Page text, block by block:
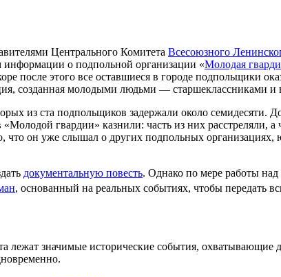
Центрального Комитета Всесоюзного
о подпольной организации «Молодая
после этого все оставшиеся в городе подпольщики
созданная молодыми людьми — старшеклассниками
из ста подпольщиков задержали около
гвардии» казнили: часть из них расстреляли, а
что он уже слышал о других подпольных
документальную повесть. Однако по мере работы над
, основанный на реальных событиях, чтобы передать
лежат значимые исторические события,